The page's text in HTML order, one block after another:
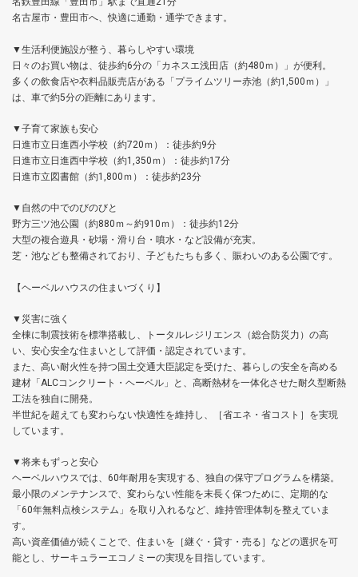
名古屋市・豊田市へ、快適に通勤・通学できます。
▼生活利便施設が整う、暮らしやすい環境
日々のお買い物は、徒歩約6分の「カネスエ浅田店（約480ｍ）」が便利。
多くの飲食店や衣料品販売店がある「プライムツリー赤池（約1,500ｍ）」
は、車で約5分の距離にあります。
▼子育て家族も安心
日進市立日進西小学校（約720ｍ）：徒歩約9分
日進市立日進西中学校（約1,350ｍ）：徒歩約17分
日進市立図書館（約1,800ｍ）：徒歩約23分
▼自然の中でのびのびと
野方三ツ池公園（約880ｍ～約910ｍ）：徒歩約12分
大型の複合遊具・砂場・滑り台・噴水・など設備が充実。
芝・池なども整備されており、子どもたちも多く、賑わいのある公園です。
【ヘーベルハウスの住まいづくり】
▼災害に強く
全棟に制震技術を標準搭載し、トータルレジリエンス（総合防災力）の高
い、安心安全な住まいとして評価・認定されています。
また、高い耐火性を持つ国土交通大臣認定を受けた、暮らしの安全を高める
建材「ALCコンクリート・ヘーベル」と、高断熱材を一体化させた耐久型断熱
工法を独自に開発。
半世紀を超えても変わらない快適性を維持し、［省エネ・省コスト］を実現
しています。
▼将来もずっと安心
ヘーベルハウスでは、60年耐用を実現する、独自の保守プログラムを構築。
最小限のメンテナンスで、変わらない性能を末長く保つために、定期的な
「60年無料点検システム」を取り入れるなど、維持管理体制を整えていま
す。
高い資産価値が続くことで、住まいを［継ぐ・貸す・売る］などの選択を可
能とし、サーキュラーエコノミーの実現を目指しています。